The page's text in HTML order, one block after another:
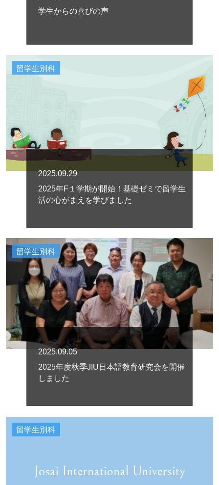
学生からの喜びの声
留学生別科
2025.09.29
2025年F１学期が開始！基礎ゼミで留学生
活の心がまえを学びました
留学生別科
2025.09.05
2025年度秋季JIU日本語教育研究会を開催
しました
留学生別科